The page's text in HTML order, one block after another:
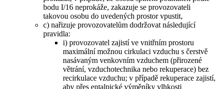
bodu I/16 neprokáže, zakazuje se provozovateli
takovou osobu do uvedených prostor vpustit,
c) nařizuje provozovatelům dodržovat následující
pravidla:
i) provozovatel zajistí ve vnitřním prostoru
maximální možnou cirkulaci vzduchu s čerstvě
nasávaným venkovním vzduchem (přirozené
větrání, vzduchotechnika nebo rekuperace) bez
recirkulace vzduchu; v případě rekuperace zajistí,
aby přes entalpické výměníky vlhkosti